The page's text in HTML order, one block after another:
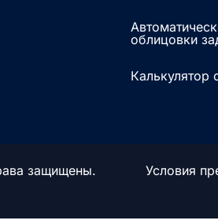
облицовки
Калькулятор
защищены. Условия